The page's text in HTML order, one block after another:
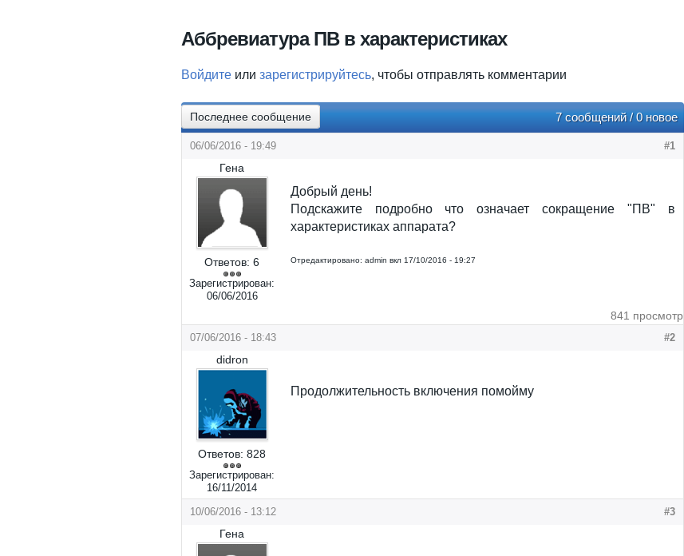
Аббревиатура ПВ в характеристиках
Войдите или зарегистрируйтесь, чтобы отправлять комментарии
Последнее сообщение 7 сообщений / 0 новое
06/06/2016 - 19:49 #1
Гена
Ответов: 6
Зарегистрирован:
06/06/2016
Добрый день!
Подскажите подробно что означает сокращение "ПВ" в
характеристиках аппарата?
Отредактировано: admin вкл 17/10/2016 - 19:27
841 просмотр
07/06/2016 - 18:43 #2
didron
Ответов: 828
Зарегистрирован:
16/11/2014
Продолжительность включения помойму
10/06/2016 - 13:12 #3
Гена